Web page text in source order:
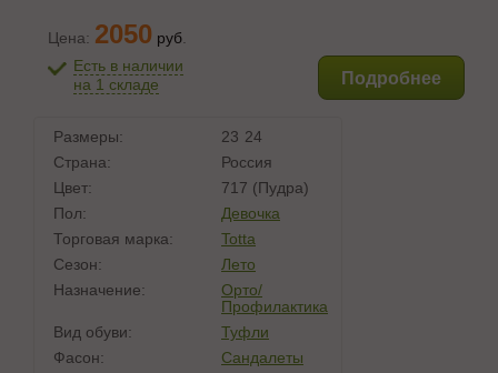
Цена: 2050 руб
Есть в наличии
на 1 складе
Подробнее
Размеры: 23 24
Страна:
Россия
Цвет:
717 (пудра)
Пол:
Девочка
Торговая марка:
Totta
Сезон:
Лето
Назначение:
Орто/
Профилактика
Вид обуви:
Туфли
Фасон:
Сандалеты